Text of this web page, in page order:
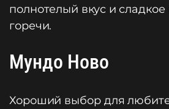
полнотелый вкус и сладкое
горечи.
Мундо Ново
Хороший выбор для